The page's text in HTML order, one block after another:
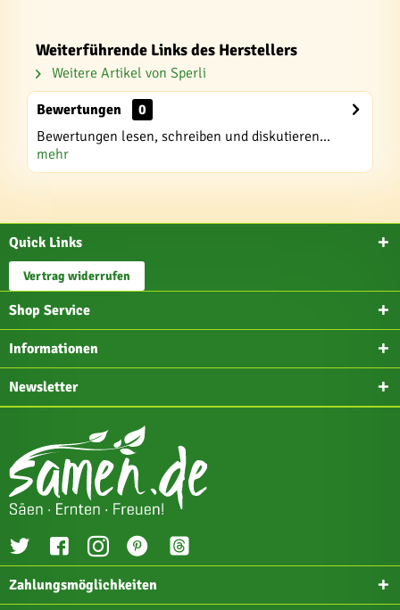
Weiterführende Links des Herstellers
Weitere Artikel von Sperli
Bewertungen
0
Bewertungen lesen, schreiben und diskutieren...
mehr
Quick Links
Vertrag widerrufen
Shop Service
Informationen
Newsletter
Zahlungsmöglichkeiten